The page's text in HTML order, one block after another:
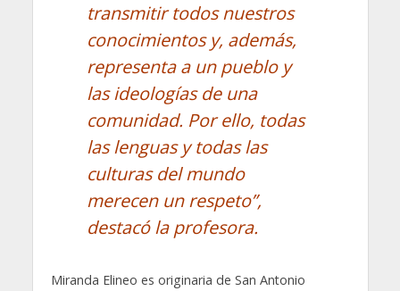
transmitir todos nuestros
conocimientos y, además,
representa a un pueblo y
las ideologías de una
comunidad. Por ello, todas
las lenguas y todas las
culturas del mundo
merecen un respeto”,
destacó la profesora.
Miranda Elineo es originaria de San Antonio